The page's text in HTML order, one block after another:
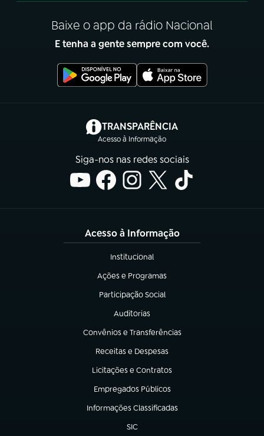
Baixe o app da rádio Nacional
E tenha a gente sempre com você.
TRANSPARÊNCIA
Acesso à Informação
(abre em nova aba)
Siga-nos nas redes sociais
Acesso à Informação
Institucional
(abre em nova aba)
Ações e Programas
(abre em nova aba)
Participação Social
(abre em nova aba)
Auditorias
(abre em nova aba)
Convênios e Transferências
(abre em nova aba)
Receitas e Despesas
(abre em nova aba)
Licitações e Contratos
(abre em nova aba)
Empregados Públicos
(abre em nova aba)
Informações Classificadas
(abre em nova aba)
SIC
(abre em nova aba)